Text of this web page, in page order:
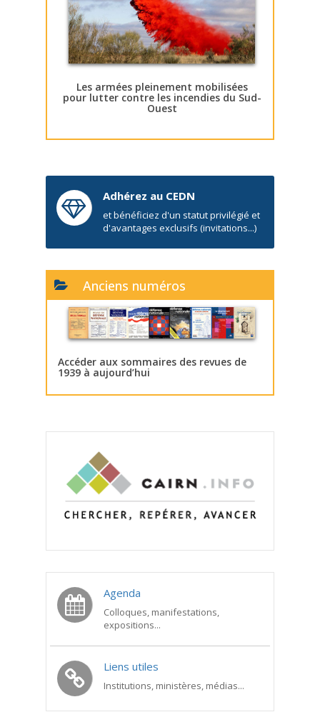
Les armées pleinement mobilisées
pour lutter contre les incendies du Sud-
Ouest
Adhérez au CEDN
et bénéficiez d'un statut privilégié et
d'avantages exclusifs (invitations...)
Anciens numéros
Accéder aux sommaires des revues de
1939 à aujourd’hui
Agenda
Colloques, manifestations,
expositions...
Liens utiles
Institutions, ministères, médias...